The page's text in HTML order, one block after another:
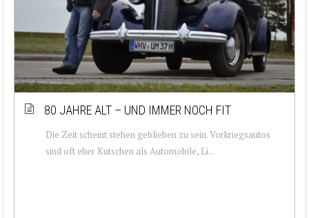
80 JAHRE ALT – UND IMMER NOCH FIT
Die Zeit scheint stehen geblieben zu sein. Vorkriegsautos
sind oft eher Kutschen als Automobile, Li...